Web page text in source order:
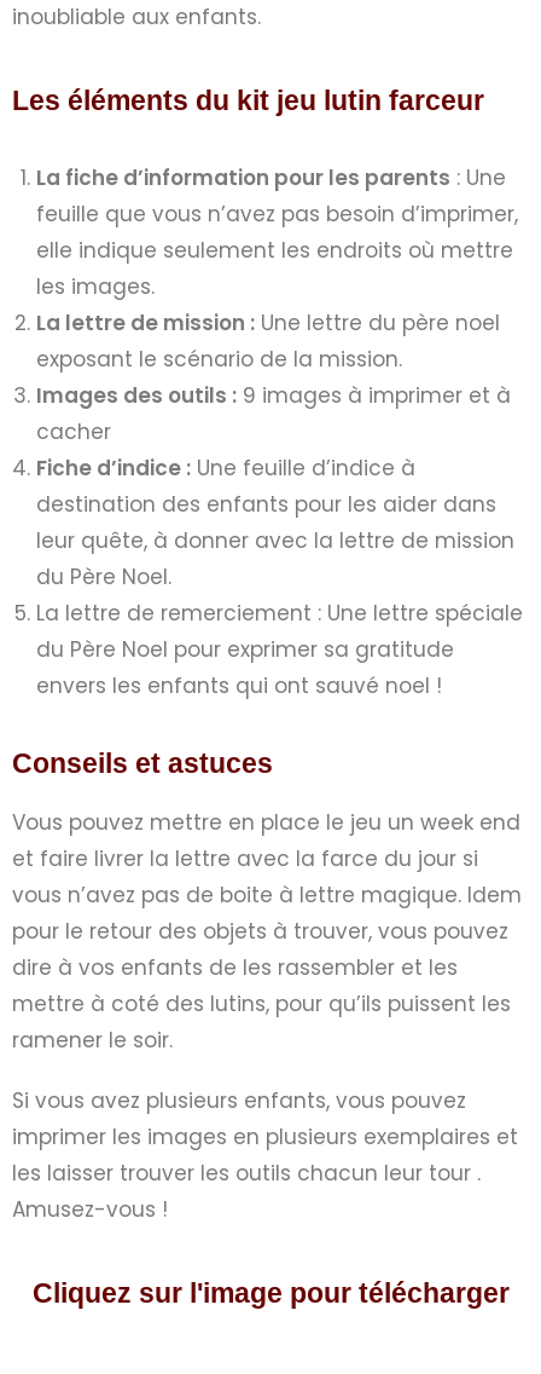
inoubliable aux enfants.
Les éléments du kit jeu lutin farceur
La fiche d’information pour les parents : Une
feuille que vous n’avez pas besoin d’imprimer,
elle indique seulement les endroits où mettre
les images.
La lettre de mission : Une lettre du père noel
exposant le scénario de la mission.
Images des outils : 9 images à imprimer et à
cacher
Fiche d’indice : Une feuille d’indice à
destination des enfants pour les aider dans
leur quête, à donner avec la lettre de mission
du Père Noel.
La lettre de remerciement : Une lettre spéciale
du Père Noel pour exprimer sa gratitude
envers les enfants qui ont sauvé noel !
Conseils et astuces
Vous pouvez mettre en place le jeu un week end
et faire livrer la lettre avec la farce du jour si
vous n’avez pas de boite à lettre magique. Idem
pour le retour des objets à trouver, vous pouvez
dire à vos enfants de les rassembler et les
mettre à coté des lutins, pour qu’ils puissent les
ramener le soir.
Si vous avez plusieurs enfants, vous pouvez
imprimer les images en plusieurs exemplaires et
les laisser trouver les outils chacun leur tour .
Amusez-vous !
Cliquez sur l'image pour télécharger